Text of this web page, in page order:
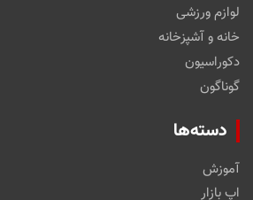
لوازم ورزشی
خانه و آشپزخانه
دکوراسیون
گوناگون
دسته‌ها
آموزش
اپ بازار